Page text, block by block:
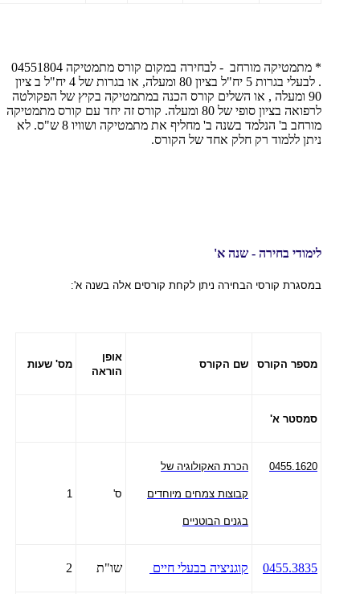
* מתמטיקה מורחב - לבחירה במקום קורס מתמטיקה 04551804
. לבעלי בגרות 5 יח"ל בציון 80 ומעלה, או בגרות של 4 יח"ל ב ציון
90 ומעלה , או השלים קורס הכנה במתמטיקה בקיץ של הפקולטה
לרפואה בציון סופי של 80 ומעלה. קורס זה יחד עם קורס מתמטיקה
מורחב ב' הנלמד בשנה ב' מחליף את מתמטיקה ושוויו 8 ש"ס. לא
ניתן ללמוד רק חלק אחד של הקורס.
לימודי בחירה - שנה א'
במסגרת קורסי הבחירה ניתן לקחת קורסים אלה בשנה א':
מס' שעות
אופן
הוראה
שם הקורס מספר הקורס
סמסטר א'
1 ס'
הכרת האקולוגיה של
קבוצות צמחים מיוחדים
בגנים הבוטניים
0455.1620
2 שו"ת קוגניציה בבעלי חיים 0455.3835